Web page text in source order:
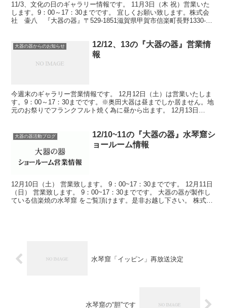
11/3、文化の日のギャラリー情報です。 11月3日（木 祝）営業いた
します。9：00～17：30までです。 宜しくお願い致します。株式会
社 壷八 『大器の器』〒529-1851滋賀県甲賀市信楽町長野1330-2
大器の器からのお知らせ
12/12、13の『大器の器』営業情
報
今週末のギャラリー営業情報です。 12月12日（土）は営業いたしま
す。9：00～17：30までです。※奥田大器は昼までしか居ません。地
元のお祭りでフランクフルト焼く為に昼から出ます。 12月13日
大器の器活動ブログ
12/10~11の『大器の器』水琴窟シ
ョールーム情報
12月10日（土） 営業致します。 9：00~17：30までです。 12月11日
（日） 営業致します。 9：00~17：30までです。 大器の器が製作し
ている信楽焼の水琴窟 をご覧頂けます。是非お越し下さい。 株式会
水琴窟「イッピン」再放送決定
水琴窟の“胆”です